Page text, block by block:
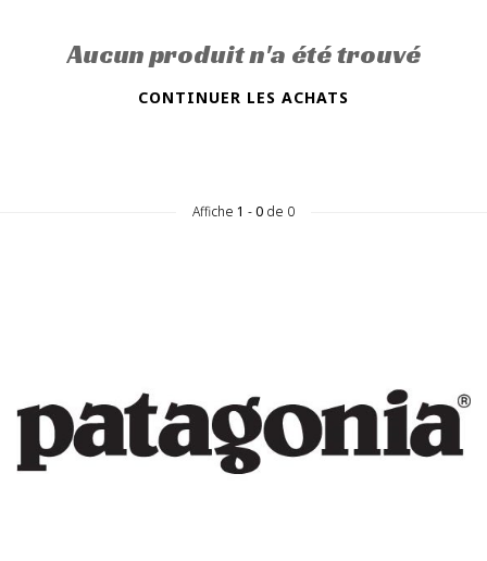
Aucun produit n'a été trouvé
CONTINUER LES ACHATS
Affiche 1 -0 de 0